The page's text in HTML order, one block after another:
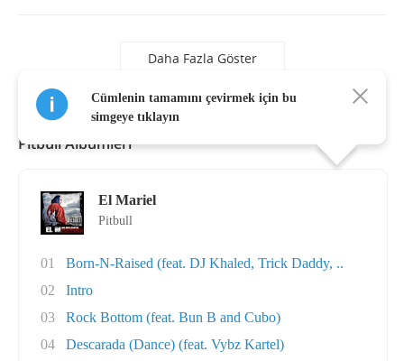
Daha Fazla Göster
Cümlenin tamamını çevirmek için bu
simgeye tıklayın
Pitbull Albümleri
El Mariel
Pitbull
01
Born-N-Raised (feat. DJ Khaled, Trick Daddy, ..
02
Intro
03
Rock Bottom (feat. Bun B and Cubo)
04
Descarada (Dance) (feat. Vybz Kartel)